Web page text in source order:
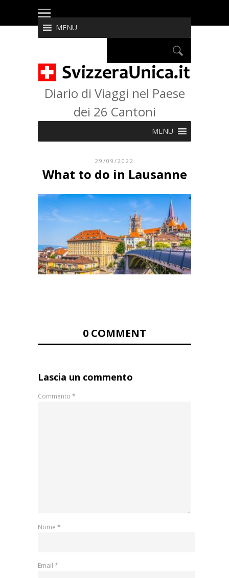
MENU
Diario di Viaggi nel Paese
dei 26 Cantoni
MENU
29/09/2022
What to do in Lausanne
0 COMMENT
Lascia un commento
Commento *
Nome *
Email *